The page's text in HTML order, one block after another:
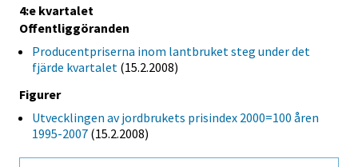
4:e kvartalet
Offentliggöranden
Producentpriserna inom lantbruket steg under det
fjärde kvartalet (15.2.2008)
Figurer
Utvecklingen av jordbrukets prisindex 2000=100 åren
1995-2007 (15.2.2008)